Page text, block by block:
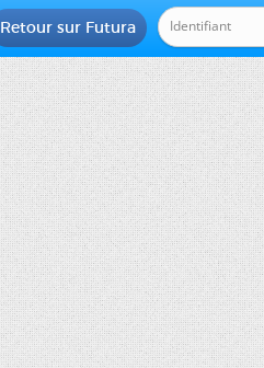
Retour sur Futura